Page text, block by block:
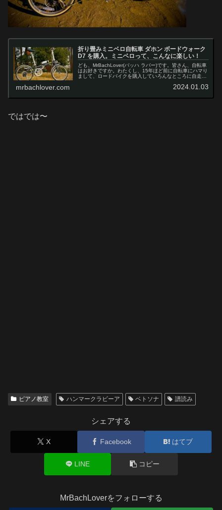
折り畳みミニベロ自転車 ダホン ボードウォーク
D7 を購入。ミニベロって、こんなに楽しい！
ども、MrBachLover(バッハ ラバー)です。皆さん、自転車
はお好きですか。わたくし、15年ほど前に自転車にハマり
まして、ロードバイクを購入していろんなところに自走
mrbachlover.com 2024.01.03
ではでは〜
ピアノ教室 ハンマークラビーア ベトソナ 譜読み
シェアする
X Facebook はてブ
LINE コピー
MrBachLoverをフォローする